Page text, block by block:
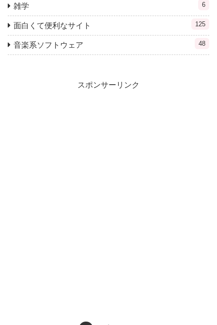
雑学 6
面白くて便利なサイト 125
音楽系ソフトウェア 48
スポンサーリンク